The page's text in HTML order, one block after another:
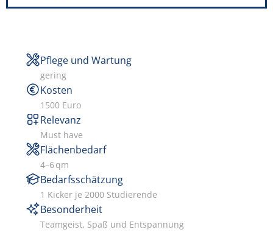
Pflege und Wartung
gering
Kosten
1500 Euro
Relevanz
Must have
Flächenbedarf
4–6 qm
Bedarfsschätzung
1 Kicker je 2000 Studierende
Besonderheit
Teamgeist, Spaß und Entspannung